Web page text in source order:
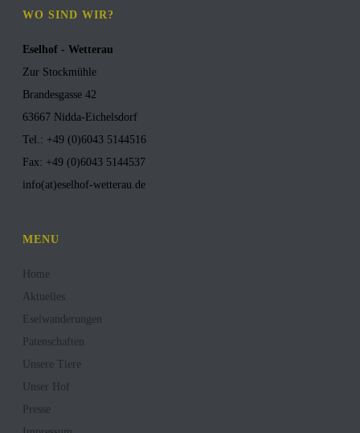
WO SIND WIR?
Eselhof - Wetterau
Zur Stockmühle
Brandesgasse 42
63667 Nidda-Eichelsdorf
Tel.: +49 (0)6043 5144516
Fax: +49 (0)6043 5144537
info(at)eselhof-wetterau.de
MENU
Home
Aktuelles
Eselwanderungen
Patenschaften
Unsere Tiere
Unser Hof
Presse